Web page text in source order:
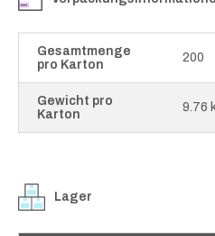
Gesamtmenge
pro Karton
200
Gewicht pro
Karton
9.76
Lager